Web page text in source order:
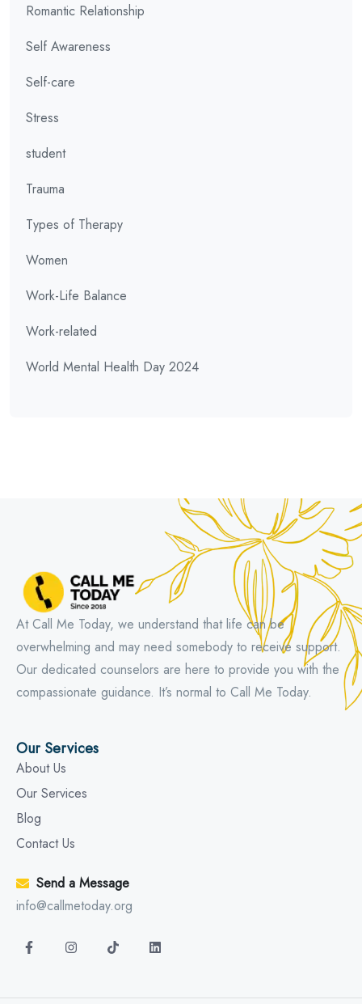
Romantic Relationship
Self Awareness
Self-care
Stress
student
Trauma
Types of Therapy
Women
Work-Life Balance
Work-related
World Mental Health Day 2024
At Call Me Today, we understand that life can be
overwhelming and may need somebody to receive support.
Our dedicated counselors are here to provide you with the
compassionate guidance. It’s normal to Call Me Today.
Our Services
About Us
Our Services
Blog
Contact Us
Send a Message
info@callmetoday.org